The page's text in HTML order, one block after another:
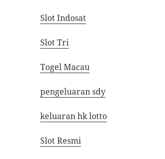
Slot Indosat
Slot Tri
Togel Macau
pengeluaran sdy
keluaran hk lotto
Slot Resmi